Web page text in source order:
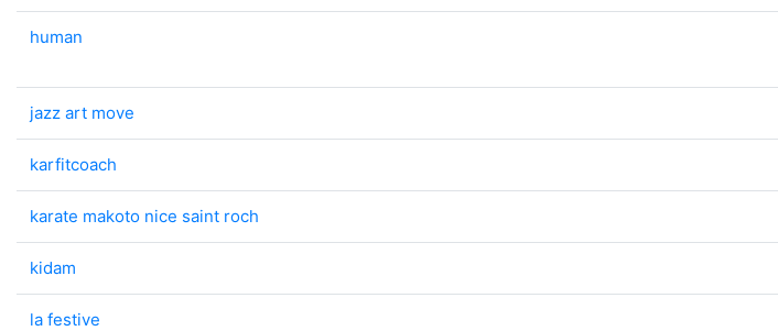
human
jazz art move
karfitcoach
karate makoto nice saint roch
kidam
la festive